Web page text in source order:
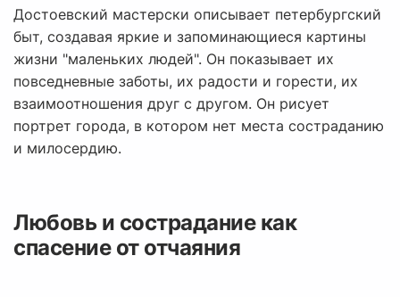
Достоевский мастерски описывает петербургский
быт, создавая яркие и запоминающиеся картины
жизни "маленьких людей". Он показывает их
повседневные заботы, их радости и горести, их
взаимоотношения друг с другом. Он рисует
портрет города, в котором нет места состраданию
и милосердию.
Любовь и сострадание как
спасение от отчаяния